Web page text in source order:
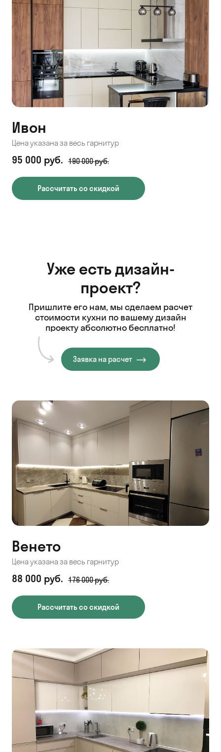
Ивон
Цена указана за весь гарнитур
95 000 руб. 190 000 руб.
Рассчитать со скидкой
Уже есть дизайн-
проект?
Пришлите его нам, мы сделаем расчет
стоимости кухни по вашему дизайн
проекту абсолютно бесплатно!
Заявка на расчет
Венето
Цена указана за весь гарнитур
88 000 руб. 176 000 руб.
Рассчитать со скидкой